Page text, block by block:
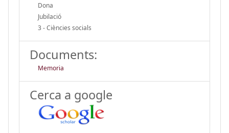
Dona
Jubilació
3 - Ciències socials
Documents:
Memoria
Cerca a google